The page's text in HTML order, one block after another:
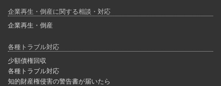
企業再生・倒産に関する相談・対応
企業再生・倒産
各種トラブル対応
少額債権回収
各種トラブル対応
知的財産権侵害の警告書が届いたら